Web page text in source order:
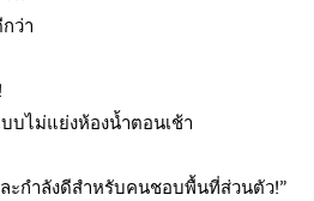
ว่า
บไม่แย่งห้องน้ำตอนเช้า
ะกำลังดีสำหรับคนชอบพื้นที่ส่วนตัว!”